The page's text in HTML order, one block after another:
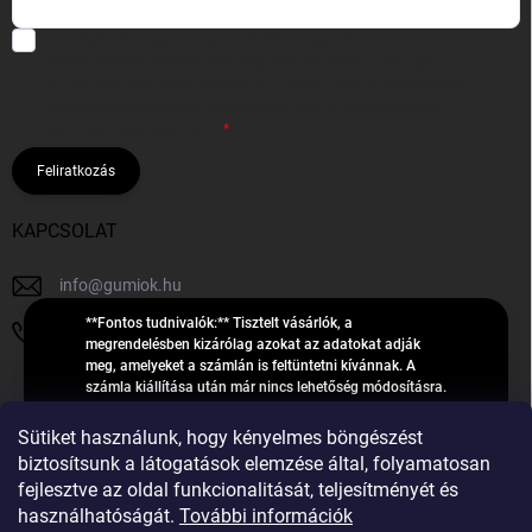
Sütiket használunk, hogy kényelmes böngészést
biztosítsunk a látogatások elemzése által, folyamatosan
fejlesztve az oldal funkcionalitását, teljesítményét és
használhatóságát. További információk
**Fontos tudnivalók:** Tisztelt vásárlók, a
megrendelésben kizárólag azokat az adatokat adják
meg, amelyeket a számlán is feltüntetni kívánnak. A
számla kiállítása után már nincs lehetőség módosításra.
feldolgozása” státusz alatt van lehetőség! Csak új,
**2023-ban, 2024-ben vagy 2025-ben** gyártott
gumiabroncsokat árusítunk – a gumik **pontos DOT-
számáról nem adunk felvilágosítást**! Köszönjük. A
feldolgozás alatt álló nagyszámú megrendelésre
Feliratkozás
KAPCSOLAT
info@gumiok.hu
+36705429902
R
U
K
E
Árukereső.hu